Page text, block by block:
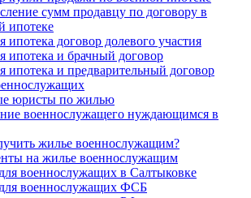
сумм продавцу по договору в
ипотеке
ипотека договор долевого участия
ипотека и брачный договор
ипотека и предварительный договор
юристы по жилью
военнослужащего нуждающимся в
жилье военнослужащим?
на жилье военнослужащим
военнослужащих в Салтыковке
военнослужащих ФСБ